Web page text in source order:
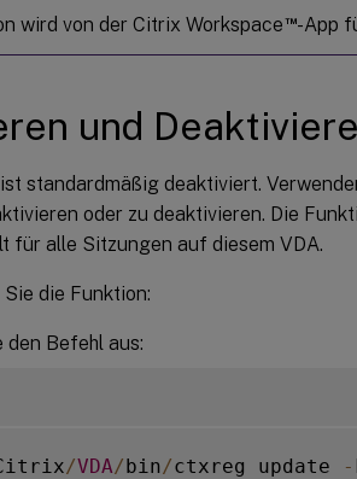
wird von der Citrix Workspace™-App
und
standardmäßig deaktiviert.
oder zu deaktivieren. Die
für alle Sitzungen auf diesem VDA.
die Funktion:
den Befehl aus:
/VDA/bin/ctxreg update -